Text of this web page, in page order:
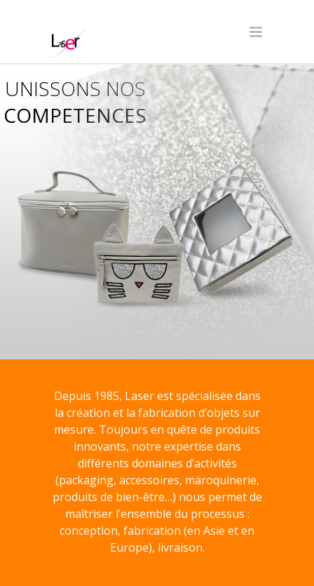
COMPETENCES
UNISSONS NOS
Depuis 1985, Laser est spécialisée dans
la création et la fabrication d’objets sur
mesure. Toujours en quête de produits
innovants, notre expertise dans
différents domaines d’activités
(packaging, accessoires, maroquinerie,
produits de bien-être…) nous permet de
maîtriser l’ensemble du processus :
conception, fabrication (en Asie et en
Europe), livraison.